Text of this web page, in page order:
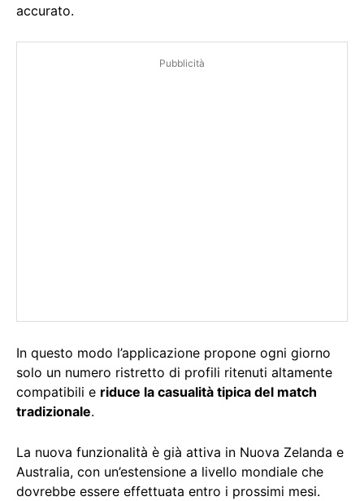
accurato.
Pubblicità
In questo modo l’applicazione propone ogni giorno
solo un numero ristretto di profili ritenuti altamente
compatibili e riduce la casualità tipica del match
tradizionale.
La nuova funzionalità è già attiva in Nuova Zelanda e
Australia, con un’estensione a livello mondiale che
dovrebbe essere effettuata entro i prossimi mesi.